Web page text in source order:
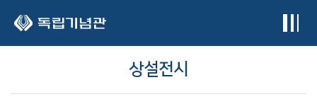
상설전시